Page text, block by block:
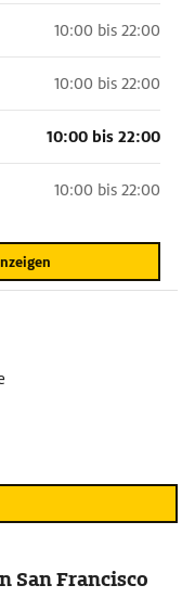
10:00 bis 22:00
10:00 bis 22:00
10:00 bis 22:00
10:00 bis 22:00
San Francisco